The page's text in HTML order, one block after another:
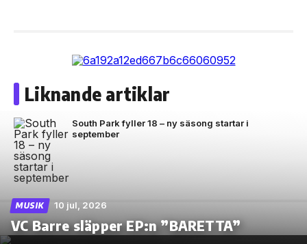
Liknande artiklar
South Park fyller 18 – ny säsong startar i
september
MUSIK 10 jul, 2026
VC Barre släpper EP:n ”BARETTA”